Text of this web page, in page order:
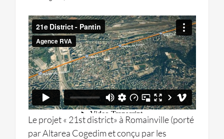
Le projet « 21st district» à Romainville (porté
par Altarea Cogedim et conçu par les